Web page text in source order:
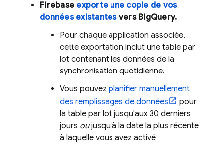
Firebase exporte une copie de vos
données existantesvers BigQuery.
Pour chaque application associée,
cette exportation inclut une table par
lot contenant les données de la
synchronisation quotidienne.
Vous pouvez planifier manuellement
des remplissages de données
pour
la table par lot jusqu'aux 30 derniers
jours oujusqu'à la date la plus récente
à laquelle vous avez activé